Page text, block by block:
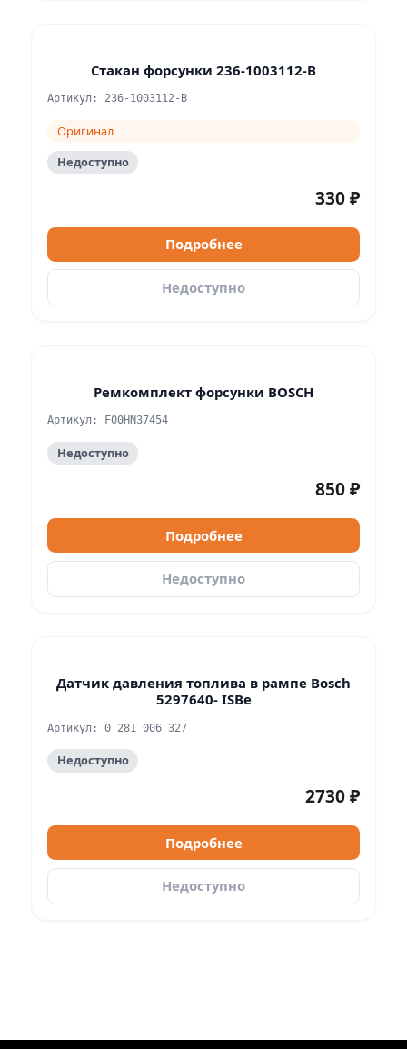
Стакан форсунки 236-1003112-В
Артикул: 236-1003112-В
Оригинал
Недоступно
330 ₽
Подробнее
Недоступно
Ремкомплект форсунки BOSCH
Артикул: F00HN37454
Недоступно
850 ₽
Подробнее
Недоступно
Датчик давления топлива в рампе Bosch
5297640- ISBe
Артикул: 0 281 006 327
Недоступно
2730 ₽
Подробнее
Недоступно